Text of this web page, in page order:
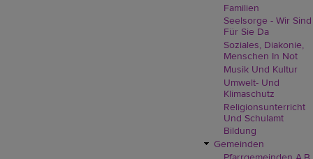
Familien
Seelsorge - Wir Sind
Für Sie Da
Soziales, Diakonie,
Menschen In Not
Musik Und Kultur
Umwelt- Und
Klimaschutz
Religionsunterricht
Und Schulamt
Bildung
Gemeinden